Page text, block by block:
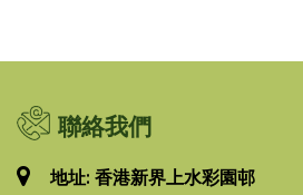
聯絡我們
地址: 香港新界上水彩園邨